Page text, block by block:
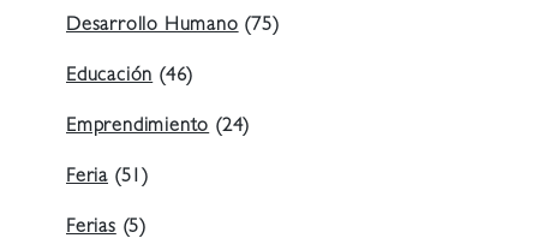
Desarrollo Humano(75)
Educación(46)
Emprendimiento(24)
Feria (51)
Ferias(5)